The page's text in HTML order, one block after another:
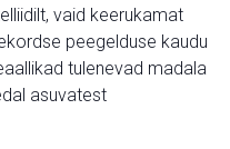
vaid keerukamat
peegelduse kaudu
tulenevad madala
asuvatest